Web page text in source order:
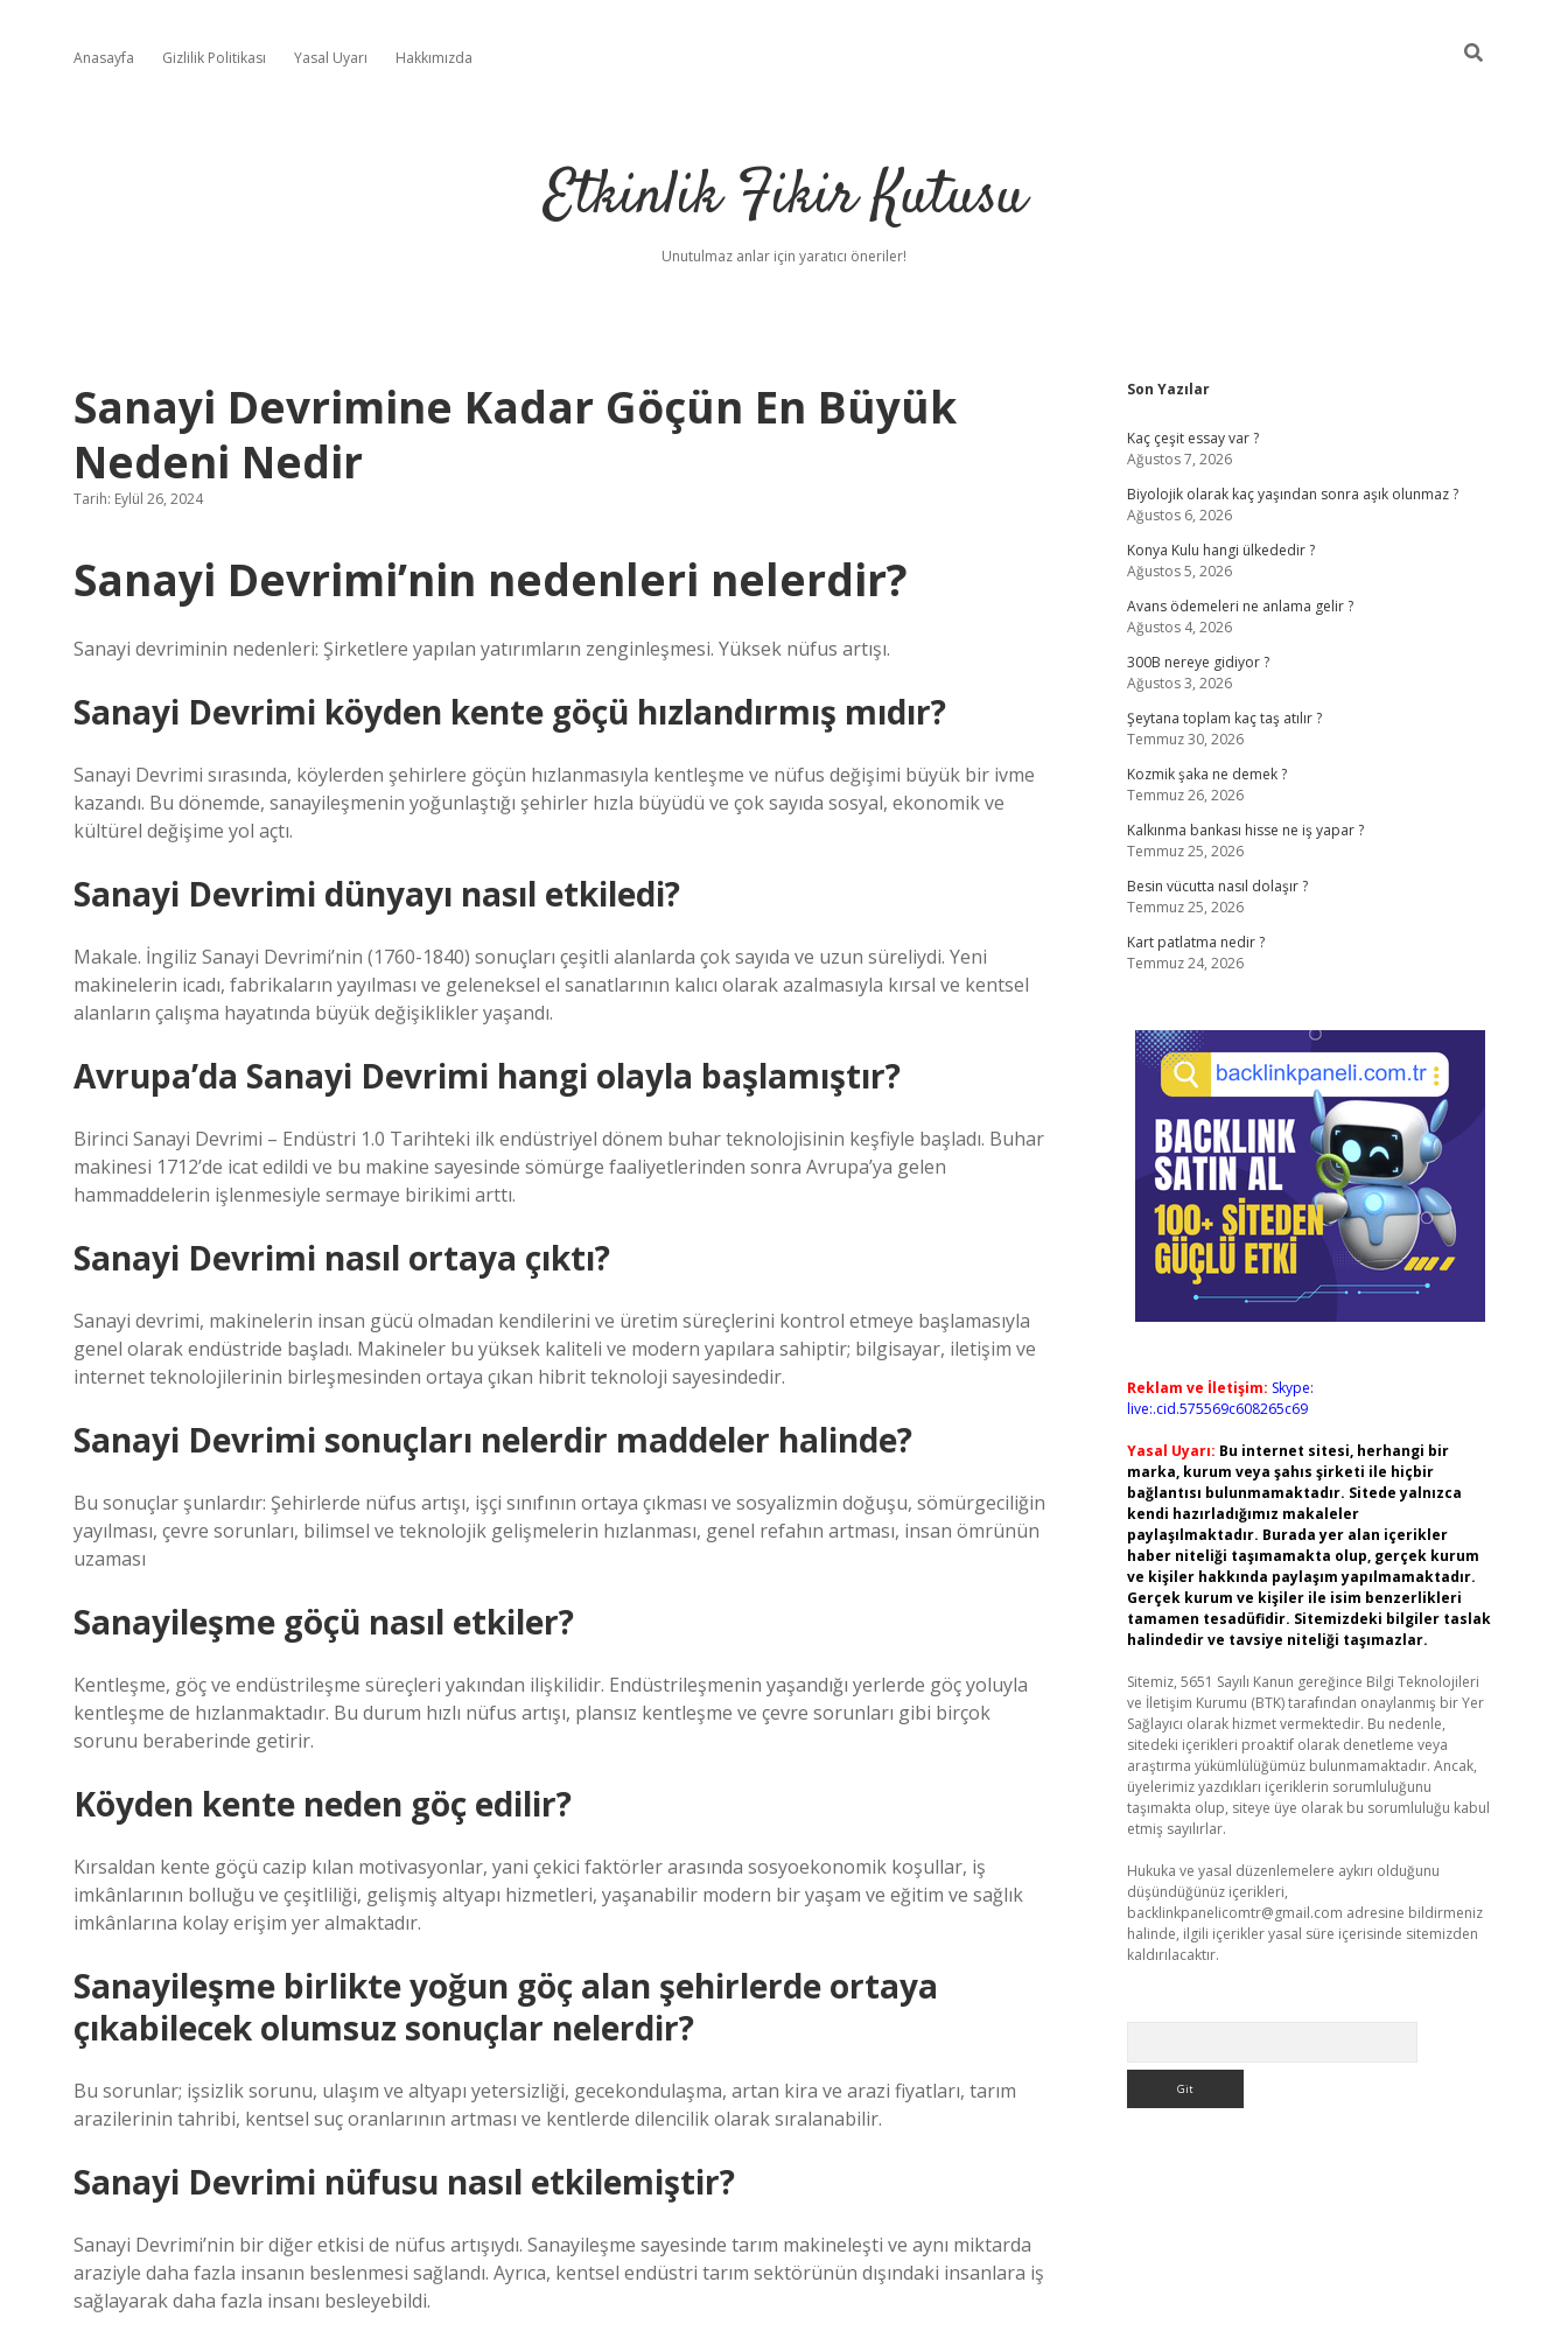
Anasayfa Gizlilik Politikası Yasal Uyarı Hakkımızda
Etkinlik Fikir Kutusu
Unutulmaz anlar için yaratıcı öneriler!
Sanayi Devrimine Kadar Göçün En Büyük
Nedeni Nedir
Tarih: Eylül 26, 2024
Sanayi Devrimi’nin nedenleri nelerdir?
Sanayi devriminin nedenleri: Şirketlere yapılan yatırımların zenginleşmesi. Yüksek nüfus artışı.
Sanayi Devrimi köyden kente göçü hızlandırmış mıdır?
Sanayi Devrimi sırasında, köylerden şehirlere göçün hızlanmasıyla kentleşme ve nüfus değişimi büyük bir ivme
kazandı. Bu dönemde, sanayileşmenin yoğunlaştığı şehirler hızla büyüdü ve çok sayıda sosyal, ekonomik ve
kültürel değişime yol açtı.
Sanayi Devrimi dünyayı nasıl etkiledi?
Makale. İngiliz Sanayi Devrimi’nin (1760-1840) sonuçları çeşitli alanlarda çok sayıda ve uzun süreliydi. Yeni
makinelerin icadı, fabrikaların yayılması ve geleneksel el sanatlarının kalıcı olarak azalmasıyla kırsal ve kentsel
alanların çalışma hayatında büyük değişiklikler yaşandı.
Avrupa’da Sanayi Devrimi hangi olayla başlamıştır?
Birinci Sanayi Devrimi – Endüstri 1.0 Tarihteki ilk endüstriyel dönem buhar teknolojisinin keşfiyle başladı. Buhar
makinesi 1712’de icat edildi ve bu makine sayesinde sömürge faaliyetlerinden sonra Avrupa’ya gelen
hammaddelerin işlenmesiyle sermaye birikimi arttı.
Sanayi Devrimi nasıl ortaya çıktı?
Sanayi devrimi, makinelerin insan gücü olmadan kendilerini ve üretim süreçlerini kontrol etmeye başlamasıyla
genel olarak endüstride başladı. Makineler bu yüksek kaliteli ve modern yapılara sahiptir; bilgisayar, iletişim ve
internet teknolojilerinin birleşmesinden ortaya çıkan hibrit teknoloji sayesindedir.
Sanayi Devrimi sonuçları nelerdir maddeler halinde?
Bu sonuçlar şunlardır: Şehirlerde nüfus artışı, işçi sınıfının ortaya çıkması ve sosyalizmin doğuşu, sömürgeciliğin
yayılması, çevre sorunları, bilimsel ve teknolojik gelişmelerin hızlanması, genel refahın artması, insan ömrünün
uzaması
Sanayileşme göçü nasıl etkiler?
Kentleşme, göç ve endüstrileşme süreçleri yakından ilişkilidir. Endüstrileşmenin yaşandığı yerlerde göç yoluyla
kentleşme de hızlanmaktadır. Bu durum hızlı nüfus artışı, plansız kentleşme ve çevre sorunları gibi birçok
sorunu beraberinde getirir.
Köyden kente neden göç edilir?
Kırsaldan kente göçü cazip kılan motivasyonlar, yani çekici faktörler arasında sosyoekonomik koşullar, iş
imkânlarının bolluğu ve çeşitliliği, gelişmiş altyapı hizmetleri, yaşanabilir modern bir yaşam ve eğitim ve sağlık
imkânlarına kolay erişim yer almaktadır.
Sanayileşme birlikte yoğun göç alan şehirlerde ortaya
çıkabilecek olumsuz sonuçlar nelerdir?
Bu sorunlar; işsizlik sorunu, ulaşım ve altyapı yetersizliği, gecekondulaşma, artan kira ve arazi fiyatları, tarım
arazilerinin tahribi, kentsel suç oranlarının artması ve kentlerde dilencilik olarak sıralanabilir.
Sanayi Devrimi nüfusu nasıl etkilemiştir?
Sanayi Devrimi’nin bir diğer etkisi de nüfus artışıydı. Sanayileşme sayesinde tarım makineleşti ve aynı miktarda
araziyle daha fazla insanın beslenmesi sağlandı. Ayrıca, kentsel endüstri tarım sektörünün dışındaki insanlara iş
sağlayarak daha fazla insanı besleyebildi.
Sidebar
Son Yazılar
Kaç çeşit essay var ?
Ağustos 7, 2026
Biyolojik olarak kaç yaşından sonra aşık olunmaz ?
Ağustos 6, 2026
Konya Kulu hangi ülkededir ?
Ağustos 5, 2026
Avans ödemeleri ne anlama gelir ?
Ağustos 4, 2026
300B nereye gidiyor ?
Ağustos 3, 2026
Şeytana toplam kaç taş atılır ?
Temmuz 30, 2026
Kozmik şaka ne demek ?
Temmuz 26, 2026
Kalkınma bankası hisse ne iş yapar ?
Temmuz 25, 2026
Besin vücutta nasıl dolaşır ?
Temmuz 25, 2026
Kart patlatma nedir ?
Temmuz 24, 2026
Reklam ve İletişim: Skype:
live:.cid.575569c608265c69
Yasal Uyarı: Bu internet sitesi, herhangi bir
marka, kurum veya şahıs şirketi ile hiçbir
bağlantısı bulunmamaktadır. Sitede yalnızca
kendi hazırladığımız makaleler
paylaşılmaktadır. Burada yer alan içerikler
haber niteliği taşımamakta olup, gerçek kurum
ve kişiler hakkında paylaşım yapılmamaktadır.
Gerçek kurum ve kişiler ile isim benzerlikleri
tamamen tesadüfidir. Sitemizdeki bilgiler taslak
halindedir ve tavsiye niteliği taşımazlar.
Sitemiz, 5651 Sayılı Kanun gereğince Bilgi Teknolojileri
ve İletişim Kurumu (BTK) tarafından onaylanmış bir Yer
Sağlayıcı olarak hizmet vermektedir. Bu nedenle,
sitedeki içerikleri proaktif olarak denetleme veya
araştırma yükümlülüğümüz bulunmamaktadır. Ancak,
üyelerimiz yazdıkları içeriklerin sorumluluğunu
taşımakta olup, siteye üye olarak bu sorumluluğu kabul
etmiş sayılırlar.
Hukuka ve yasal düzenlemelere aykırı olduğunu
düşündüğünüz içerikleri,
backlinkpanelicomtr@gmail.com adresine bildirmeniz
halinde, ilgili içerikler yasal süre içerisinde sitemizden
kaldırılacaktır.